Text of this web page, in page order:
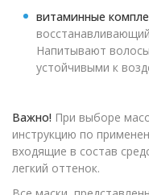
витаминные
Напитывают
устойчивыми к
Важно! При выборе
инструкцию по
входящие в состав
легкий оттенок.